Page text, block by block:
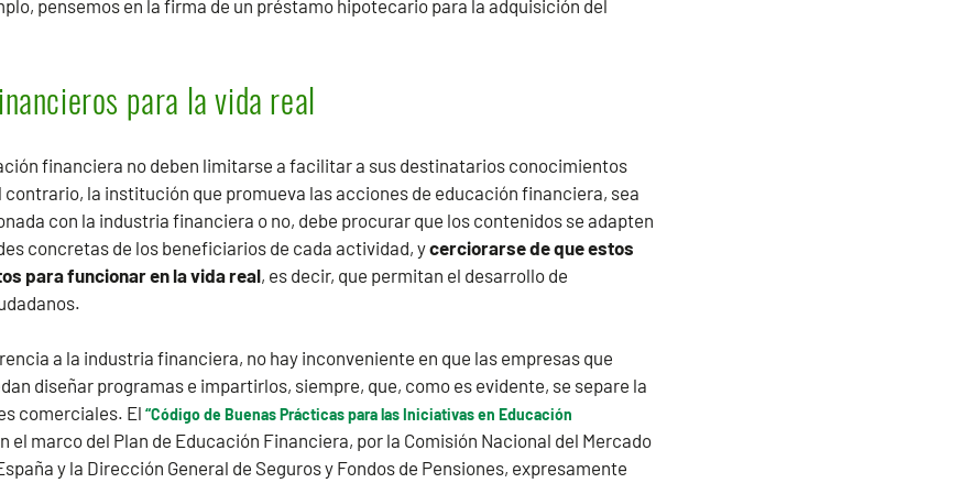
pensemos en la firma de un préstamo hipotecario para la adquisición del
para la vida real
financiera no deben limitarse a facilitar a sus destinatarios conocimientos
la institución que promueva las acciones de educación financiera, sea
con la industria financiera o no, debe procurar que los contenidos se adapten
concretas de los beneficiarios de cada actividad, ycerciorarse de que estos
para funcionar en la vida real, es decir, que permitan el desarrollo de
a la industria financiera, no hay inconveniente en que las empresas que
diseñar programas e impartirlos, siempre, que, como es evidente, se separe la
comerciales. El “Código de Buenas Prácticas para las Iniciativas en Educación
el marco del Plan de Educación Financiera, por la Comisión Nacional del Mercado
y la Dirección General de Seguros y Fondos de Pensiones, expresamente